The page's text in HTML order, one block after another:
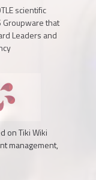
scientific
Groupware that
Leaders and
on Tiki Wiki
management,